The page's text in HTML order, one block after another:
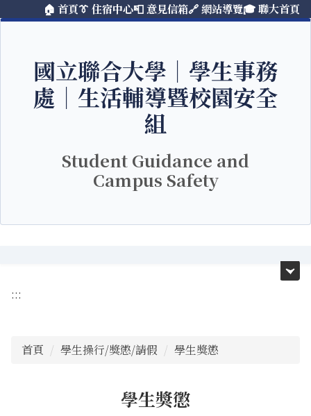
🏠 首頁👔 住宿中心📮 意見信箱🔗 網站導覽🎓 聯大首頁
國立聯合大學｜學生事務
處｜生活輔導暨校園安全
組
Student Guidance and
Campus Safety
:::
首頁 學生操行/獎懲/請假 學生獎懲
學生獎懲